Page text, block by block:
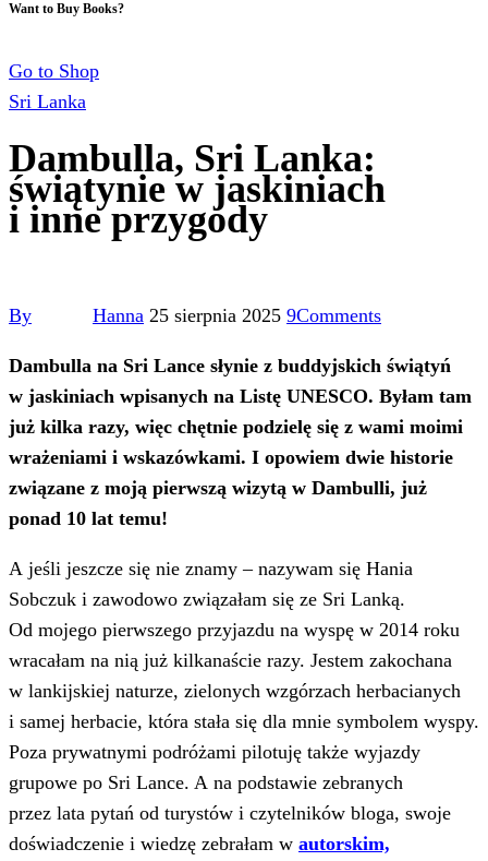
Want to Buy Books?
Go to Shop
Sri Lanka
Dambulla, Sri Lanka:
świątynie w jaskiniach
i inne przygody
By Hanna 25 sierpnia 2025 9Comments
Dambulla na Sri Lance słynie z buddyjskich świątyń
w jaskiniach wpisanych na Listę UNESCO. Byłam tam
już kilka razy, więc chętnie podzielę się z wami moimi
wrażeniami i wskazówkami. I opowiem dwie historie
związane z moją pierwszą wizytą w Dambulli, już
ponad 10 lat temu!
A jeśli jeszcze się nie znamy – nazywam się Hania
Sobczuk i zawodowo związałam się ze Sri Lanką.
Od mojego pierwszego przyjazdu na wyspę w 2014 roku
wracałam na nią już kilkanaście razy. Jestem zakochana
w lankijskiej naturze, zielonych wzgórzach herbacianych
i samej herbacie, która stała się dla mnie symbolem wyspy.
Poza prywatnymi podróżami pilotuję także wyjazdy
grupowe po Sri Lance. A na podstawie zebranych
przez lata pytań od turystów i czytelników bloga, swoje
doświadczenie i wiedzę zebrałam w autorskim,